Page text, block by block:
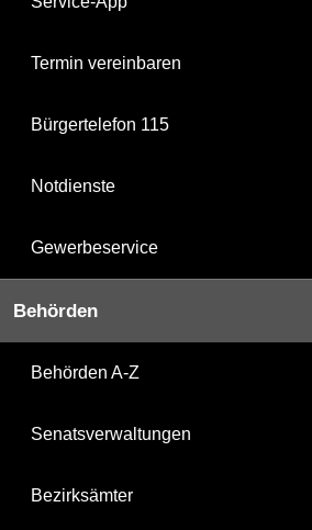
Termin vereinbaren
Bürgertelefon 115
Notdienste
Gewerbeservice
Behörden
Behörden A-Z
Senatsverwaltungen
Bezirksämter